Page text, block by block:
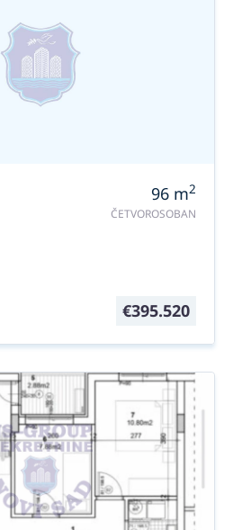
96 m2
ČETVOROSOBAN
€395.520